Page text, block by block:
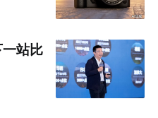
站比